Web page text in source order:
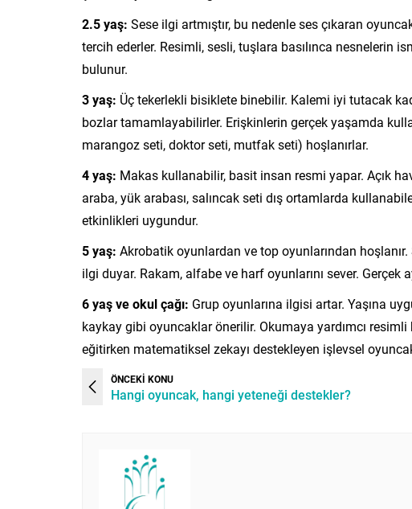
2.5 yaş: Sese ilgi artmıştır, bu nedenle ses çıkaran
tercih ederler. Resimli, sesli, tuşlara basılınca nesnelerin
bulunur.
3 yaş: Üç tekerlekli bisiklete binebilir. Kalemi iyi tutacak
bozlar tamamlayabilirler. Erişkinlerin gerçek yaşamda
marangoz seti, doktor seti, mutfak seti) hoşlanırlar.
4 yaş: Makas kullanabilir, basit insan resmi yapar. Açık
araba, yük arabası, salıncak seti dış ortamlarda
etkinlikleri uygundur.
5 yaş: Akrobatik oyunlardan ve top oyunlarından
ilgi duyar. Rakam, alfabe ve harf oyunlarını sever. Gerçek
6 yaş ve okul çağı: Grup oyunlarına ilgisi artar. Yaşına
kaykay gibi oyuncaklar önerilir. Okumaya yardımcı
eğitirken matematiksel zekayı destekleyen işlevsel
ÖNCEKİ KONU
Hangi oyuncak, hangi yeteneği destekler?